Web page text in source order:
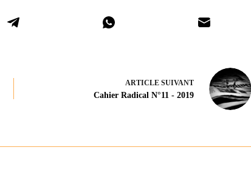
ARTICLE SUIVANT
Cahier Radical N°11 - 2019